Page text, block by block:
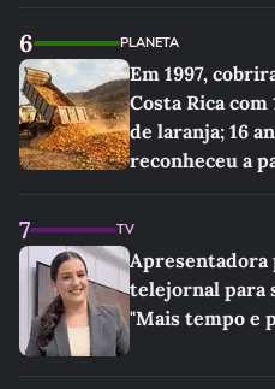
6 PLANETA
Em 1997,
Costa Rica com
de laranja; 16
reconheceu a
7 TV
Apresentadora
telejornal para
"Mais tempo e